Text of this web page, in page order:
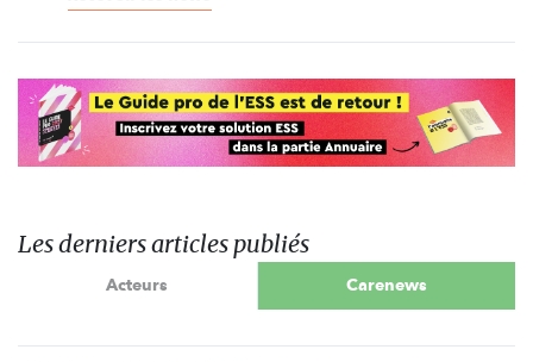
Les derniers articles publiés
Acteurs Carenews